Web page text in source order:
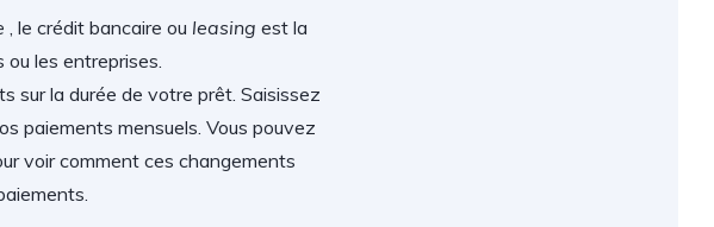
, le crédit bancaire ou leasing est la
ou les entreprises.
sur la durée de votre prêt. Saisissez
paiements mensuels. Vous pouvez
voir comment ces changements